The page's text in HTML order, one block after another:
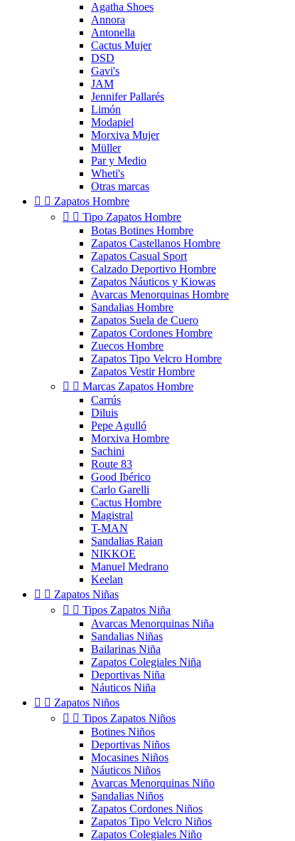
Agatha Shoes
Annora
Antonella
Cactus Mujer
DSD
Gavi's
JAM
Jennifer Pallarés
Limón
Modapiel
Morxiva Mujer
Müller
Par y Medio
Wheti's
Otras marcas
  Zapatos Hombre
  Tipo Zapatos Hombre
Botas Botines Hombre
Zapatos Castellanos Hombre
Zapatos Casual Sport
Calzado Deportivo Hombre
Zapatos Náuticos y Kiowas
Avarcas Menorquinas Hombre
Sandalias Hombre
Zapatos Suela de Cuero
Zapatos Cordones Hombre
Zuecos Hombre
Zapatos Tipo Velcro Hombre
Zapatos Vestir Hombre
  Marcas Zapatos Hombre
Carrús
Diluis
Pepe Agulló
Morxiva Hombre
Sachini
Route 83
Good Ibérico
Carlo Garelli
Cactus Hombre
Magistral
T-MAN
Sandalias Raian
NIKKOE
Manuel Medrano
Keelan
  Zapatos Niñas
  Tipos Zapatos Niña
Avarcas Menorquinas Niña
Sandalias Niñas
Bailarinas Niña
Zapatos Colegiales Niña
Deportivas Niña
Náuticos Niña
  Zapatos Niños
  Tipos Zapatos Niños
Botines Niños
Deportivas Niños
Mocasines Niños
Náuticos Niños
Avarcas Menorquinas Niño
Sandalias Niños
Zapatos Cordones Niños
Zapatos Tipo Velcro Niños
Zapatos Colegiales Niño